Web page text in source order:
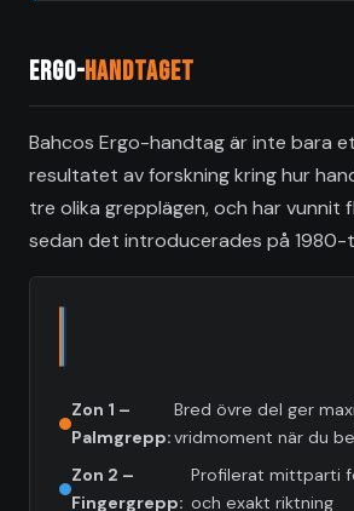
Ergo-handtaget
Bahcos Ergo-handtag är inte bara
resultatet av forskning kring hur
tre olika grepplägen, och har vunnit
sedan det introducerades på 1980-
Zon 1 –
Palmgrepp:
Bred övre del ger
vridmoment när du
Zon 2 –
Fingergrepp:
Profilerat mittparti
och exakt riktning